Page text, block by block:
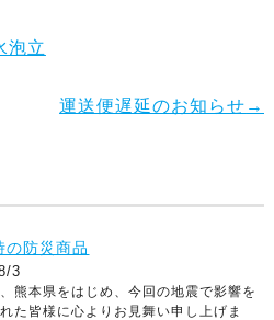
泡立
運送便遅延のお知らせ →
の防災商品
3
熊本県をはじめ、今回の地震で影響を
た皆様に心よりお見舞い申し上げま